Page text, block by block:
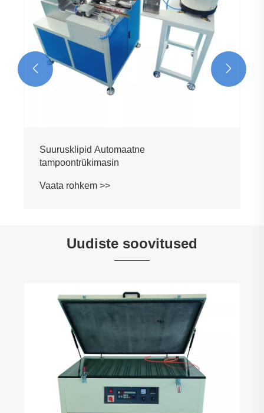
 
Uudiste soovitused
Kuidas saab tekstiili siiditrükimasin
parandada trükikvaliteeti ja
tootmistõhusust?
Vaata rohkem >>